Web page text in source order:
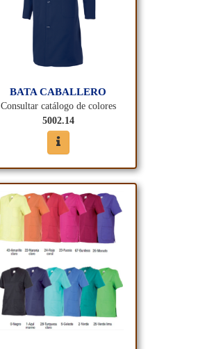
BATA CABALLERO
Consultar catálogo de colores
5002.14